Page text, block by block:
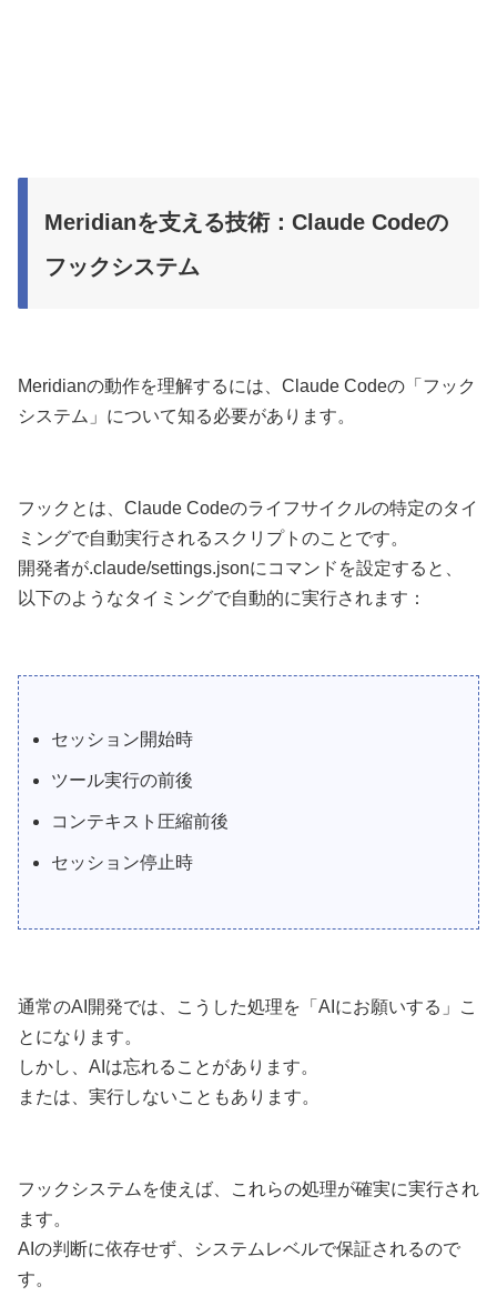
Meridianを支える技術：Claude Codeの
フックシステム
Meridianの動作を理解するには、Claude Codeの「フック
システム」について知る必要があります。
フックとは、Claude Codeのライフサイクルの特定のタイ
ミングで自動実行されるスクリプトのことです。
開発者が.claude/settings.jsonにコマンドを設定すると、
以下のようなタイミングで自動的に実行されます：
セッション開始時
ツール実行の前後
コンテキスト圧縮前後
セッション停止時
通常のAI開発では、こうした処理を「AIにお願いする」こ
とになります。
しかし、AIは忘れることがあります。
または、実行しないこともあります。
フックシステムを使えば、これらの処理が確実に実行され
ます。
AIの判断に依存せず、システムレベルで保証されるので
す。